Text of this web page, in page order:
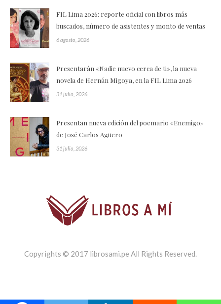
FIL Lima 2026: reporte oficial con libros más
buscados, número de asistentes y monto de ventas
6 agosto, 2026
Presentarán «Nadie nuevo cerca de ti», la nueva
novela de Hernán Migoya, en la FIL Lima 2026
31 julio, 2026
Presentan nueva edición del poemario «Enemigo»
de José Carlos Agüero
31 julio, 2026
Copyrights © 2017 librosami.pe All Rights Reserved.